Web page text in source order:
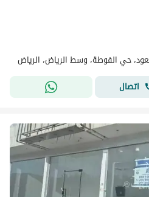
حي الفوطة، وسط الرياض، الرياض
اتصال